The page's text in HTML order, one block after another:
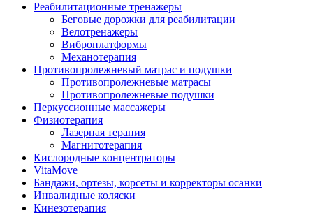
Реабилитационные тренажеры
Беговые дорожки для реабилитации
Велотренажеры
Виброплатформы
Механотерапия
Противопролежневый матрас и подушки
Противопролежневые матрасы
Противопролежневые подушки
Перкуссионные массажеры
Физиотерапия
Лазерная терапия
Магнитотерапия
Кислородные концентраторы
VitaMove
Бандажи, ортезы, корсеты и корректоры осанки
Инвалидные коляски
Кинезотерапия